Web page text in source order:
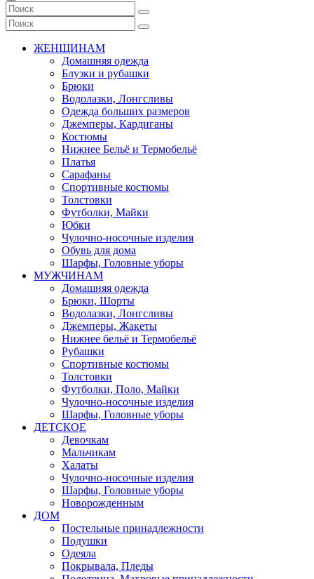
ЖЕНЩИНАМ
Домашняя одежда
Блузки и рубашки
Брюки
Водолазки, Лонгсливы
Одежда больших размеров
Джемперы, Кардиганы
Костюмы
Нижнее Бельё и Термобельё
Платья
Сарафаны
Спортивные костюмы
Толстовки
Футболки, Майки
Юбки
Чулочно-носочные изделия
Обувь для дома
Шарфы, Головные уборы
МУЖЧИНАМ
Домашняя одежда
Брюки, Шорты
Водолазки, Лонгсливы
Джемперы, Жакеты
Нижнее бельё и Термобельё
Рубашки
Спортивные костюмы
Толстовки
Футболки, Поло, Майки
Чулочно-носочные изделия
Шарфы, Головные уборы
ДЕТСКОЕ
Девочкам
Мальчикам
Халаты
Чулочно-носочные изделия
Шарфы, Головные уборы
Новорожденным
ДОМ
Постельные принадлежности
Подушки
Одеяла
Покрывала, Пледы